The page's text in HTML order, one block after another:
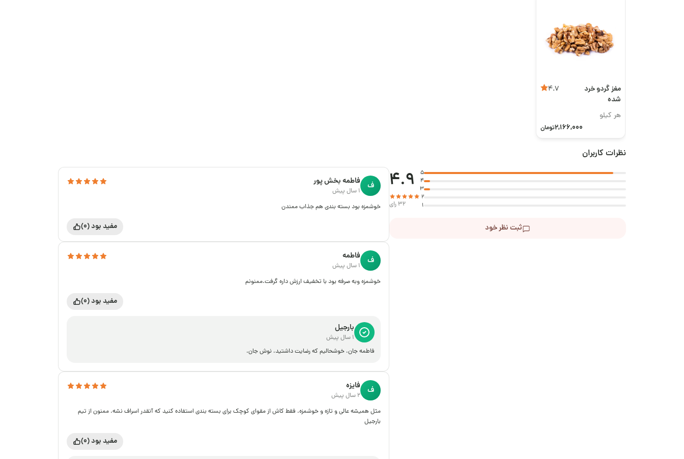
مغز گردو خرد
شده
4.7
هر کیلو
2,166,000تومان
نظرات کاربران
5
4
3
2
1
4.9
32 رای
ثبت نظر خود
فاطمه بخش پور
1 سال پیش ف
خوشمزه بود بسته بندی هم جذاب ممندن
مفید بود (0)
فاطمه
1 سال پیش ف
خوشمزه وبه صرفه بود با تخفیف ارزش داره گرفت.ممنونم
مفید بود (0)
بارجیل
1 سال پیش
فاطمه جان، خوشحالیم که رضایت داشتید، نوش جان.
فایزه
2 سال پیش ف
مثل همیشه عالی و تازه و خوشمزه. فقط کاش از مقوای کوچک برای بسته بندی استفاده کنید که آنقدر اسراف نشه. ممنون از تیم
بارجیل
مفید بود (0)